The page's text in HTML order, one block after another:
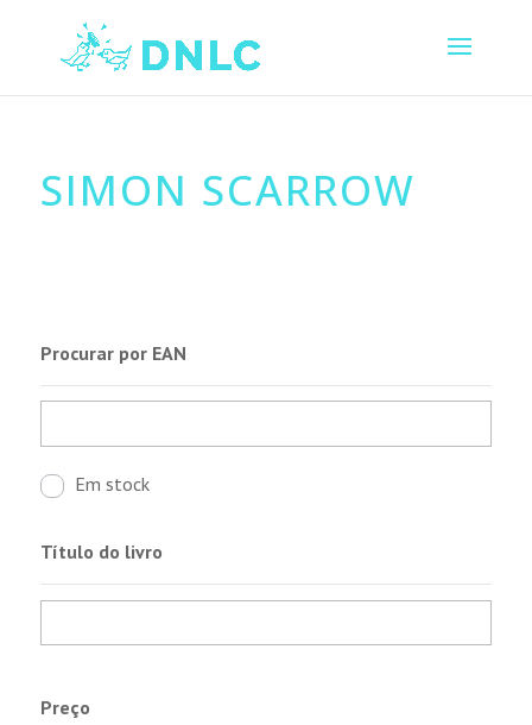
SIMON SCARROW
Procurar por EAN
Em stock
Título do livro
Preço